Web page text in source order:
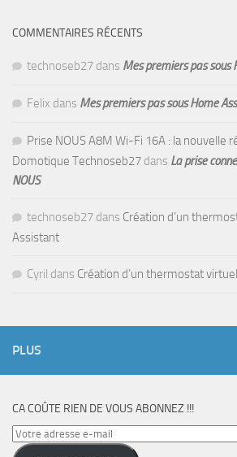
COMMENTAIRES RÉCENTS
technoseb27 dans Mes premiers pas sous
Felix dans Mes premiers pas sous Home
Prise NOUS A8M Wi-Fi 16A : la nouvelle
Domotique Technoseb27 dans La prise
NOUS
technoseb27 dans Création d’un
Assistant
Cyril dans Création d’un thermostat
PLUS
CA COÛTE RIEN DE VOUS ABONNEZ !!!
Votre
adresse